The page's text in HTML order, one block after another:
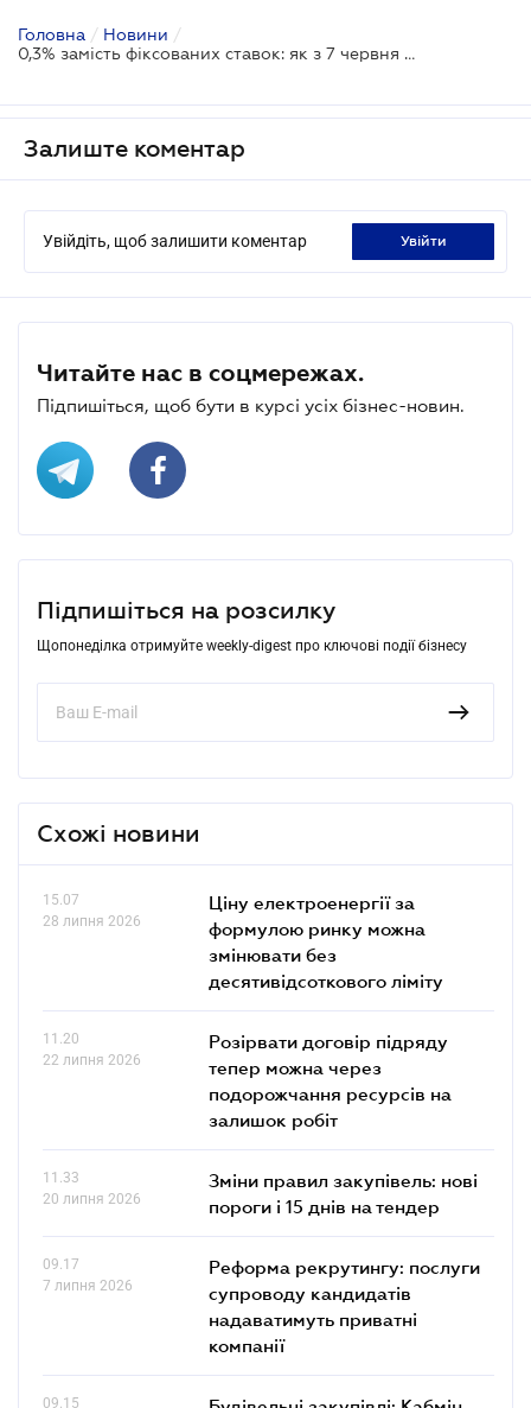
Головна / Новини /
0,3% замість фіксованих ставок: як з 7 червня зміниться плата за участь у закупівлях
Залиште коментар
Увійдіть, щоб залишити коментар увійти
Читайте нас в соцмережах.
Підпишіться, щоб бути в курсі усіх бізнес-новин.
Підпишіться на розсилку
Щопонеділка отримуйте weekly-digest про ключові події бізнесу
Схожі новини
15.07
28 липня 2026
Ціну електроенергії за
формулою ринку можна
змінювати без
десятивідсоткового ліміту
11.20
22 липня 2026
Розірвати договір підряду
тепер можна через
подорожчання ресурсів на
залишок робіт
11.33
20 липня 2026
Зміни правил закупівель: нові
пороги і 15 днів на тендер
09.17
7 липня 2026
Реформа рекрутингу: послуги
супроводу кандидатів
надаватимуть приватні
компанії
09.15